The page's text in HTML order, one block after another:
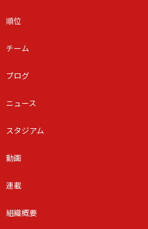
順位
チーム
ブログ
ニュース
スタジアム
動画
連載
組織概要